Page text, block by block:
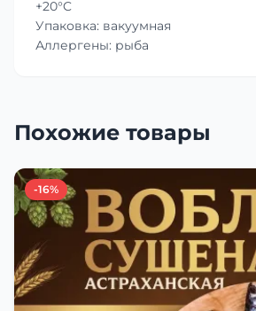
+20°C
Упаковка: вакуумная
Аллергены: рыба
Похожие товары
-16%